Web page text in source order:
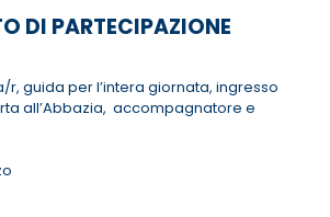
DI PARTECIPAZIONE
r, guida per l’intera giornata, ingresso
all’Abbazia, accompagnatore e